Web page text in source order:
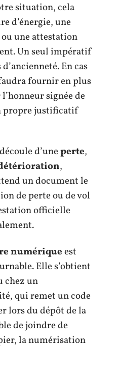
situation, cela
d’énergie, une
une attestation
Un seul impératif
En cas
fournir en plus
signée de
propre justificatif
d’uneperte,
,
un document le
de perte ou de vol
officielle
numériqueest
Elle s’obtient
chez un
qui remet un code
lors du dépôt de la
de joindre de
la numérisation